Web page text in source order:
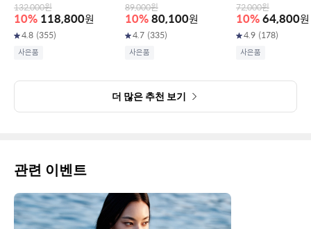
30ml
132,000원
10% 118,800원
4.8 (355)
사은품
89,000원
10% 80,100원
4.7 (335)
사은품
72,000원
10% 64,800원
4.9 (178)
사은품
더 많은 추천 보기
관련 이벤트